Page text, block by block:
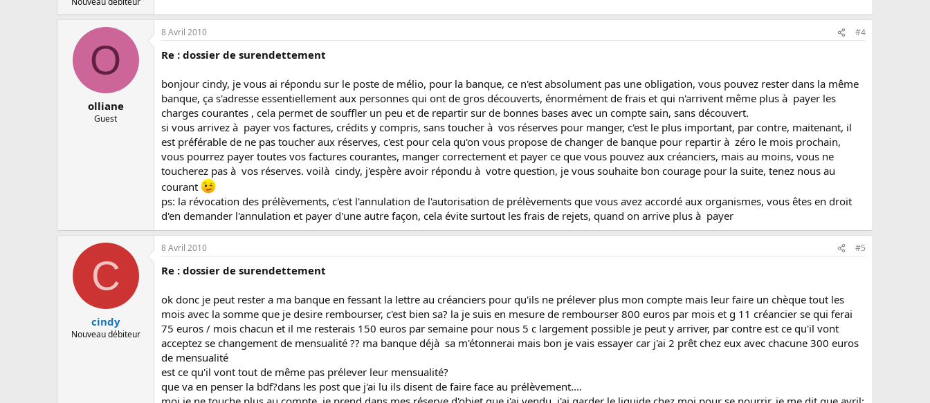
O
olliane
Guest
8 Avril 2010 #4
Re : dossier de surendettement
bonjour cindy, je vous ai répondu sur le poste de mélio, pour la banque, ce n'est absolument pas une obligation, vous pouvez rester dans la même
banque, ça s'adresse essentiellement aux personnes qui ont de gros découverts, énormément de frais et qui n'arrivent même plus à payer les
charges courantes , cela permet de souffler un peu et de repartir sur de bonnes bases avec un compte sain, sans découvert.
si vous arrivez à payer vos factures, crédits y compris, sans toucher à vos réserves pour manger, c'est le plus important, par contre, maitenant, il
est préférable de ne pas toucher aux réserves, c'est pour cela qu'on vous propose de changer de banque pour repartir à zéro le mois prochain,
vous pourrez payer toutes vos factures courantes, manger correctement et payer ce que vous pouvez aux créanciers, mais au moins, vous ne
toucherez pas à vos réserves. voilà cindy, j'espère avoir répondu à votre question, je vous souhaite bon courage pour la suite, tenez nous au
courant
ps: la révocation des prélèvements, c'est l'annulation de l'autorisation de prélèvements que vous avez accordé aux organismes, vous êtes en droit
d'en demander l'annulation et payer d'une autre façon, cela évite surtout les frais de rejets, quand on arrive plus à payer
C
cindy
Nouveau débiteur
8 Avril 2010 #5
Re : dossier de surendettement
ok donc je peut rester a ma banque en fessant la lettre au créanciers pour qu'ils ne prélever plus mon compte mais leur faire un chèque tout les
mois avec la somme que je desire rembourser, c'est bien sa? la je suis en mesure de rembourser 800 euros par mois et g 11 créancier se qui ferai
75 euros / mois chacun et il me resterais 150 euros par semaine pour nous 5 c largement possible je peut y arriver, par contre est ce qu'il vont
acceptez se changement de mensualité ?? ma banque déjà sa m'étonnerai mais bon je vais essayer car j'ai 2 prêt chez eux avec chacune 300 euros
de mensualité
est ce qu'il vont tout de même pas prélever leur mensualité?
que va en penser la bdf?dans les post que j'ai lu ils disent de faire face au prélèvement....